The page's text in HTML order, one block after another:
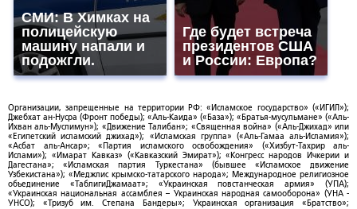
СМИ: В Химках на
полицейскую
машину напали и
подожгли.
Где будет встреча
президентов США
и России: Европа?
Организации, запрещенные на территории РФ: «Исламское государство» («ИГИЛ»);
Джебхат ан-Нусра (Фронт победы); «Аль-Каида» («База»); «Братья-мусульмане» («Аль-
Ихван аль-Муслимун»); «Движение Талибан»; «Священная война» («Аль-Джихад» или
«Египетский исламский джихад»); «Исламская группа» («Аль-Гамаа аль-Исламия»);
«Асбат аль-Ансар»; «Партия исламского освобождения» («Хизбут-Тахрир аль-
Ислами»); «Имарат Кавказ» («Кавказский Эмират»); «Конгресс народов Ичкерии и
Дагестана»; «Исламская партия Туркестана» (бывшее «Исламское движение
Узбекистана»); «Меджлис крымско-татарского народа»; Международное религиозное
объединение «ТаблигиДжамаат»; «Украинская повстанческая армия» (УПА);
«Украинская национальная ассамблея – Украинская народная самооборона» (УНА -
УНСО); «Тризуб им. Степана Бандеры»; Украинская организация «Братство»;